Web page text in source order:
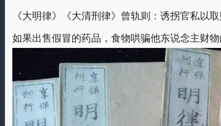
《大明律》《大清刑律》曾轨则：诱拐官私以
如果出售假冒的药品，食物哄骗他东说念主财